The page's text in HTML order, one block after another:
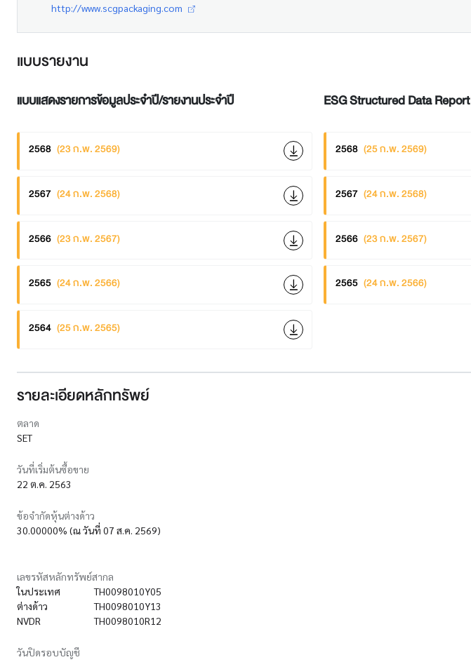
http://www.scgpackaging.com
แบบรายงาน
แบบแสดงรายการข้อมูลประจำปี/รายงานประจำปี
2568 (23 ก.พ. 2569)
2567 (24 ก.พ. 2568)
2566 (23 ก.พ. 2567)
2565 (24 ก.พ. 2566)
2564 (25 ก.พ. 2565)
ESG Structured Data Report
2568 (25 ก.พ. 2569)
2567 (24 ก.พ. 2568)
2566 (23 ก.พ. 2567)
2565 (24 ก.พ. 2566)
รายละเอียดหลักทรัพย์
ตลาด
SET
วันที่เริ่มต้นซื้อขาย
22 ต.ค. 2563
ข้อจำกัดหุ้นต่างด้าว
30.00000% (ณ วันที่ 07 ส.ค. 2569)
เลขรหัสหลักทรัพย์สากล
ในประเทศ
TH0098010Y05
ต่างด้าว
TH0098010Y13
NVDR
TH0098010R12
วันปิดรอบบัญชี